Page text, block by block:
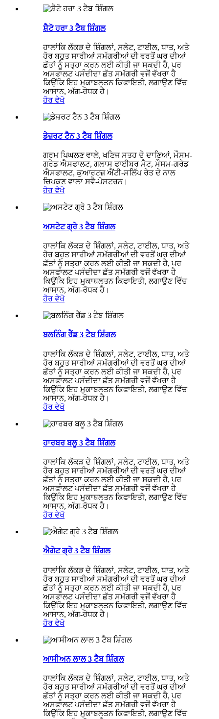
ਸ਼ੈਟੋ ਹਰਾ 3 ਟੈਬ ਸ਼ਿੰਗਲ
ਹਾਲਾਂਕਿ ਲੱਕੜ ਦੇ ਸ਼ਿੰਗਲਾਂ, ਸਲੇਟ, ਟਾਈਲ, ਧਾਤ, ਅਤੇ
ਹੋਰ ਬਹੁਤ ਸਾਰੀਆਂ ਸਮੱਗਰੀਆਂ ਦੀ ਵਰਤੋਂ ਘਰ ਦੀਆਂ
ਛੱਤਾਂ ਨੂੰ ਸਤ੍ਹਾ ਕਰਨ ਲਈ ਕੀਤੀ ਜਾ ਸਕਦੀ ਹੈ, ਪਰ
ਅਸਫਾਲਟ ਪਸੰਦੀਦਾ ਛੱਤ ਸਮੱਗਰੀ ਵਜੋਂ ਵੱਖਰਾ ਹੈ
ਕਿਉਂਕਿ ਇਹ ਮੁਕਾਬਲਤਨ ਕਿਫਾਇਤੀ, ਲਗਾਉਣ ਵਿੱਚ
ਆਸਾਨ, ਅੱਗ-ਰੋਧਕ ਹੈ।
ਹੋਰ ਵੇਖੋ
ਡੇਜ਼ਰਟ ਟੈਨ 3 ਟੈਬ ਸ਼ਿੰਗਲ
ਗਰਮ ਪਿਘਲਣ ਵਾਲੇ, ਖਣਿਜ ਸਤਹ ਦੇ ਦਾਣਿਆਂ, ਮੌਸਮ-
ਗਰੇਡ ਐਸਫਾਲਟ, ਗਲਾਸ ਫਾਈਬਰ ਮੈਟ, ਮੌਸਮ-ਗਰੇਡ
ਐਸਫਾਲਟ, ਕੁਆਰਟਜ਼ ਐਂਟੀ-ਸਲਿੱਪ ਰੇਤ ਦੇ ਨਾਲ
ਚਿਪਕਣ ਵਾਲਾ ਸਵੈ-ਪੇਸਟਰਨ।
ਹੋਰ ਵੇਖੋ
ਅਸਟੇਟ ਗ੍ਰੇ 3 ਟੈਬ ਸ਼ਿੰਗਲ
ਹਾਲਾਂਕਿ ਲੱਕੜ ਦੇ ਸ਼ਿੰਗਲਾਂ, ਸਲੇਟ, ਟਾਈਲ, ਧਾਤ, ਅਤੇ
ਹੋਰ ਬਹੁਤ ਸਾਰੀਆਂ ਸਮੱਗਰੀਆਂ ਦੀ ਵਰਤੋਂ ਘਰ ਦੀਆਂ
ਛੱਤਾਂ ਨੂੰ ਸਤ੍ਹਾ ਕਰਨ ਲਈ ਕੀਤੀ ਜਾ ਸਕਦੀ ਹੈ, ਪਰ
ਅਸਫਾਲਟ ਪਸੰਦੀਦਾ ਛੱਤ ਸਮੱਗਰੀ ਵਜੋਂ ਵੱਖਰਾ ਹੈ
ਕਿਉਂਕਿ ਇਹ ਮੁਕਾਬਲਤਨ ਕਿਫਾਇਤੀ, ਲਗਾਉਣ ਵਿੱਚ
ਆਸਾਨ, ਅੱਗ-ਰੋਧਕ ਹੈ।
ਹੋਰ ਵੇਖੋ
ਬਲਨਿੰਗ ਰੈੱਡ 3 ਟੈਬ ਸ਼ਿੰਗਲ
ਹਾਲਾਂਕਿ ਲੱਕੜ ਦੇ ਸ਼ਿੰਗਲਾਂ, ਸਲੇਟ, ਟਾਈਲ, ਧਾਤ, ਅਤੇ
ਹੋਰ ਬਹੁਤ ਸਾਰੀਆਂ ਸਮੱਗਰੀਆਂ ਦੀ ਵਰਤੋਂ ਘਰ ਦੀਆਂ
ਛੱਤਾਂ ਨੂੰ ਸਤ੍ਹਾ ਕਰਨ ਲਈ ਕੀਤੀ ਜਾ ਸਕਦੀ ਹੈ, ਪਰ
ਅਸਫਾਲਟ ਪਸੰਦੀਦਾ ਛੱਤ ਸਮੱਗਰੀ ਵਜੋਂ ਵੱਖਰਾ ਹੈ
ਕਿਉਂਕਿ ਇਹ ਮੁਕਾਬਲਤਨ ਕਿਫਾਇਤੀ, ਲਗਾਉਣ ਵਿੱਚ
ਆਸਾਨ, ਅੱਗ-ਰੋਧਕ ਹੈ।
ਹੋਰ ਵੇਖੋ
ਹਾਰਬਰ ਬਲੂ 3 ਟੈਬ ਸ਼ਿੰਗਲ
ਹਾਲਾਂਕਿ ਲੱਕੜ ਦੇ ਸ਼ਿੰਗਲਾਂ, ਸਲੇਟ, ਟਾਈਲ, ਧਾਤ, ਅਤੇ
ਹੋਰ ਬਹੁਤ ਸਾਰੀਆਂ ਸਮੱਗਰੀਆਂ ਦੀ ਵਰਤੋਂ ਘਰ ਦੀਆਂ
ਛੱਤਾਂ ਨੂੰ ਸਤ੍ਹਾ ਕਰਨ ਲਈ ਕੀਤੀ ਜਾ ਸਕਦੀ ਹੈ, ਪਰ
ਅਸਫਾਲਟ ਪਸੰਦੀਦਾ ਛੱਤ ਸਮੱਗਰੀ ਵਜੋਂ ਵੱਖਰਾ ਹੈ
ਕਿਉਂਕਿ ਇਹ ਮੁਕਾਬਲਤਨ ਕਿਫਾਇਤੀ, ਲਗਾਉਣ ਵਿੱਚ
ਆਸਾਨ, ਅੱਗ-ਰੋਧਕ ਹੈ।
ਹੋਰ ਵੇਖੋ
ਐਗੇਟ ਗ੍ਰੇ 3 ਟੈਬ ਸ਼ਿੰਗਲ
ਹਾਲਾਂਕਿ ਲੱਕੜ ਦੇ ਸ਼ਿੰਗਲਾਂ, ਸਲੇਟ, ਟਾਈਲ, ਧਾਤ, ਅਤੇ
ਹੋਰ ਬਹੁਤ ਸਾਰੀਆਂ ਸਮੱਗਰੀਆਂ ਦੀ ਵਰਤੋਂ ਘਰ ਦੀਆਂ
ਛੱਤਾਂ ਨੂੰ ਸਤ੍ਹਾ ਕਰਨ ਲਈ ਕੀਤੀ ਜਾ ਸਕਦੀ ਹੈ, ਪਰ
ਅਸਫਾਲਟ ਪਸੰਦੀਦਾ ਛੱਤ ਸਮੱਗਰੀ ਵਜੋਂ ਵੱਖਰਾ ਹੈ
ਕਿਉਂਕਿ ਇਹ ਮੁਕਾਬਲਤਨ ਕਿਫਾਇਤੀ, ਲਗਾਉਣ ਵਿੱਚ
ਆਸਾਨ, ਅੱਗ-ਰੋਧਕ ਹੈ।
ਹੋਰ ਵੇਖੋ
ਆਸੀਅਨ ਲਾਲ 3 ਟੈਬ ਸ਼ਿੰਗਲ
ਹਾਲਾਂਕਿ ਲੱਕੜ ਦੇ ਸ਼ਿੰਗਲਾਂ, ਸਲੇਟ, ਟਾਈਲ, ਧਾਤ, ਅਤੇ
ਹੋਰ ਬਹੁਤ ਸਾਰੀਆਂ ਸਮੱਗਰੀਆਂ ਦੀ ਵਰਤੋਂ ਘਰ ਦੀਆਂ
ਛੱਤਾਂ ਨੂੰ ਸਤ੍ਹਾ ਕਰਨ ਲਈ ਕੀਤੀ ਜਾ ਸਕਦੀ ਹੈ, ਪਰ
ਅਸਫਾਲਟ ਪਸੰਦੀਦਾ ਛੱਤ ਸਮੱਗਰੀ ਵਜੋਂ ਵੱਖਰਾ ਹੈ
ਕਿਉਂਕਿ ਇਹ ਮੁਕਾਬਲਤਨ ਕਿਫਾਇਤੀ, ਲਗਾਉਣ ਵਿੱਚ